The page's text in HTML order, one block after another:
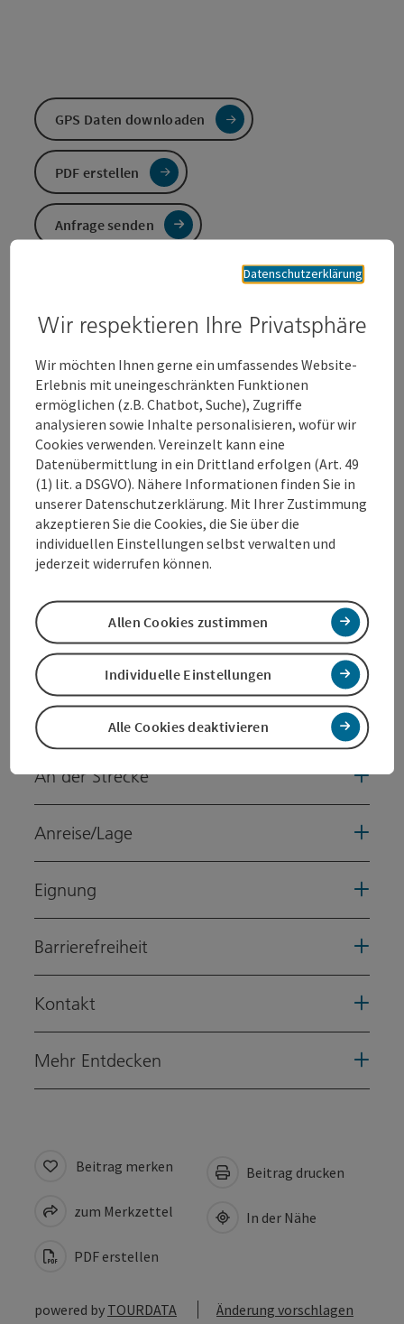
Auf diesem Rundgang kommen Sie an den wichtigsten
Bauwerken und Denkmälern der Welser Innenstadt
vorbei. Sie passieren das Welser Wahrzeichen, den
Ledererturm, spazieren durch den Pollheimerpark, die
Freiung und den Burggarten und können die
wunderschönen Fenster der Stadtpfarrkirche
bewundern. Verweilen Sie am Zwinger, gleich neben
dem Wasserturm und schlendern sie durch die
verwinkelten Gassen der Welser Altstadt.
Eine kleine Pause oder Stärkung zwischendurch? Hier
laden die Kaffeehäuser und Gastgärten der Innenstadt
zu einem Besuch ein.
Tour und Routeninformationen
An der Strecke
Anreise/Lage
Eignung
Barrierefreiheit
Kontakt
Mehr Entdecken
GPS Daten downloaden
PDF erstellen
Anfrage senden
Beitrag merken
zum Merkzettel
PDF erstellen
Beitrag drucken
In der Nähe
powered by TOURDATA Änderung vorschlagen
Datenschutzerklärung
Wir respektieren Ihre Privatsphäre
Wir möchten Ihnen gerne ein umfassendes Website-
Erlebnis mit uneingeschränkten Funktionen
ermöglichen (z.B. Chatbot, Suche), Zugriffe
analysieren sowie Inhalte personalisieren, wofür wir
Cookies verwenden. Vereinzelt kann eine
Datenübermittlung in ein Drittland erfolgen (Art. 49
(1) lit. a DSGVO). Nähere Informationen finden Sie in
unserer Datenschutzerklärung. Mit Ihrer Zustimmung
akzeptieren Sie die Cookies, die Sie über die
individuellen Einstellungen selbst verwalten und
jederzeit widerrufen können.
Alle Cookies deaktivieren
Individuelle Einstellungen
Allen Cookies zustimmen